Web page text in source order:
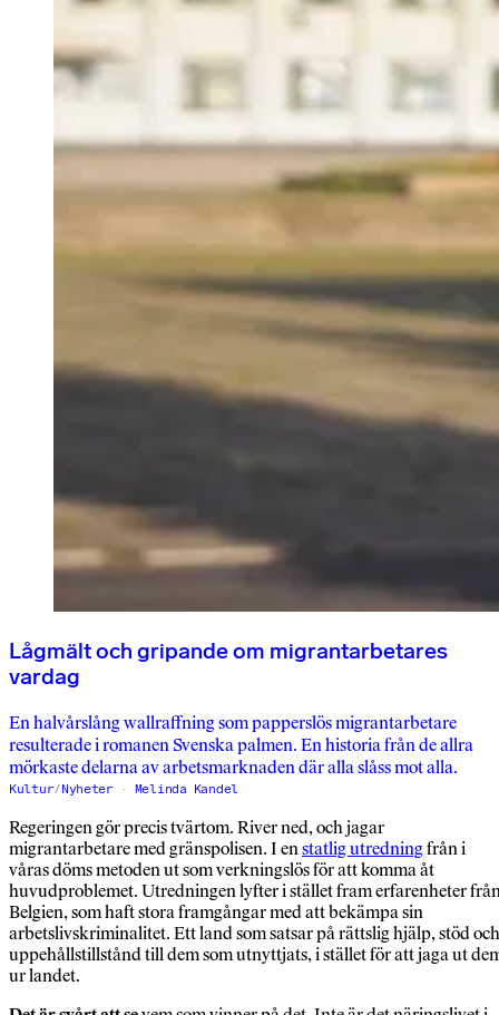
Lågmält och gripande om migrantarbetares
vardag
En halvårslång wallraffning som papperslös migrantarbetare
resulterade i romanen Svenska palmen. En historia från de allra
mörkaste delarna av arbetsmarknaden där alla slåss mot alla.
Kultur/Nyheter Melinda Kandel
Regeringen gör precis tvärtom. River ned, och jagar
migrantarbetare med gränspolisen. I enstatlig utredningfrån i
våras döms metoden ut som verkningslös för att komma åt
huvudproblemet. Utredningen lyfter i stället fram erfarenheter
Belgien, som haft stora framgångar med att bekämpa sin
arbetslivskriminalitet. Ett land som satsar på rättslig hjälp, stöd och
uppehållstillstånd till dem som utnyttjats, i stället för att jaga ut
ur landet.